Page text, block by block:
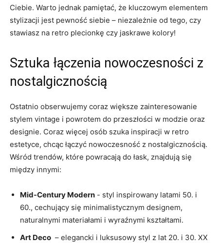
Ciebie. Warto jednak pamiętać,⁢ że kluczowym elementem
stylizacji jest pewność siebie​ – ⁢niezależnie‍ od⁤ tego,​ czy
stawiasz⁢ na retro plecionkę⁢ czy jaskrawe kolory!
Sztuka łączenia‌ nowoczesności‌ z
nostalgicznością
Ostatnio obserwujemy ⁤coraz większe ⁢zainteresowanie
stylem vintage i ⁢powrotem​ do przeszłości w modzie oraz
designie. Coraz więcej osób szuka inspiracji ​w ‌retro
⁤estetyce, chcąc łączyć nowoczesność‌ z nostalgicznością.
Wśród ⁤trendów, które powracają do ⁢łask, ⁤znajdują się
między innymi:
Mid-Century ⁣Modern -⁣ styl inspirowany⁤ latami 50. i
60., cechujący się minimalistycznym designem,
naturalnymi materiałami i wyraźnymi kształtami.
Art Deco ‍ – elegancki i luksusowy styl z lat‍ 20. i 30. XX⁤